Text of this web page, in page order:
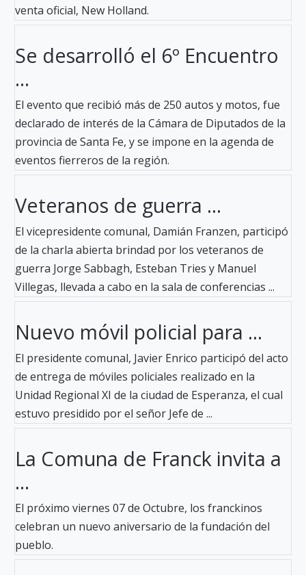
venta oficial, New Holland.
Se desarrolló el 6º Encuentro
...
El evento que recibió más de 250 autos y motos, fue
declarado de interés de la Cámara de Diputados de la
provincia de Santa Fe, y se impone en la agenda de
eventos fierreros de la región.
Veteranos de guerra ...
El vicepresidente comunal, Damián Franzen, participó
de la charla abierta brindad por los veteranos de
guerra Jorge Sabbagh, Esteban Tries y Manuel
Villegas, llevada a cabo en la sala de conferencias ...
Nuevo móvil policial para ...
El presidente comunal, Javier Enrico participó del acto
de entrega de móviles policiales realizado en la
Unidad Regional XI de la ciudad de Esperanza, el cual
estuvo presidido por el señor Jefe de ...
La Comuna de Franck invita a
...
El próximo viernes 07 de Octubre, los franckinos
celebran un nuevo aniversario de la fundación del
pueblo.